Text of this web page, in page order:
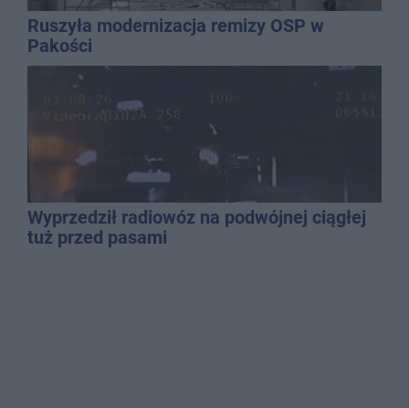
Ruszyła modernizacja remizy OSP w
Pakości
Wyprzedził radiowóz na podwójnej ciągłej
tuż przed pasami